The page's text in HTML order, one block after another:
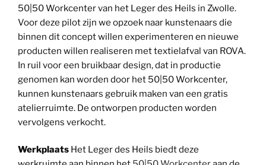
50|50 Workcenter van het Leger des Heils in Zwolle.
Voor deze pilot zijn we opzoek naar kunstenaars die
binnen dit concept willen experimenteren en nieuwe
producten willen realiseren met textielafval van ROVA.
In ruil voor een bruikbaar design, dat in productie
genomen kan worden door het 50|50 Workcenter,
kunnen kunstenaars gebruik maken van een gratis
atelierruimte. De ontworpen producten worden
vervolgens verkocht.
Werkplaats Het Leger des Heils biedt deze